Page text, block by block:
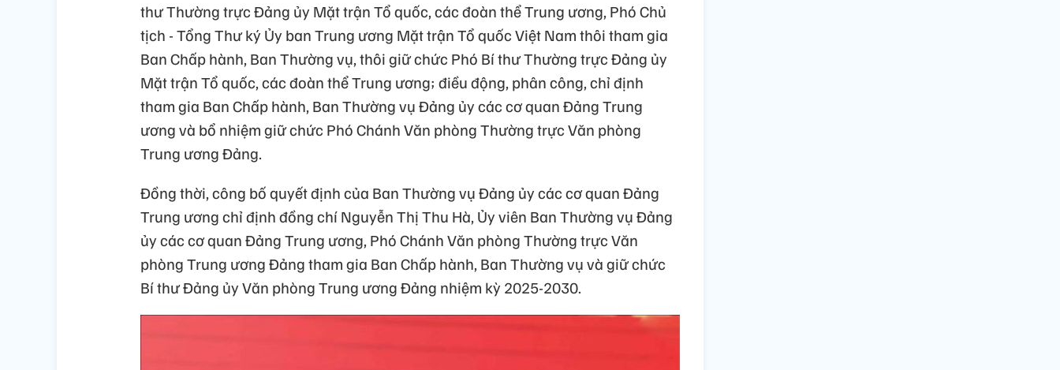
thư Thường trực Đảng ủy Mặt trận Tổ quốc, các đoàn thể Trung ương, Phó Chủ
tịch - Tổng Thư ký Ủy ban Trung ương Mặt trận Tổ quốc Việt Nam thôi tham gia
Ban Chấp hành, Ban Thường vụ, thôi giữ chức Phó Bí thư Thường trực Đảng ủy
Mặt trận Tổ quốc, các đoàn thể Trung ương; điều động, phân công, chỉ định
tham gia Ban Chấp hành, Ban Thường vụ Đảng ủy các cơ quan Đảng Trung
ương và bổ nhiệm giữ chức Phó Chánh Văn phòng Thường trực Văn phòng
Trung ương Đảng.
Đồng thời, công bố quyết định của Ban Thường vụ Đảng ủy các cơ quan Đảng
Trung ương chỉ định đồng chí Nguyễn Thị Thu Hà, Ủy viên Ban Thường vụ Đảng
ủy các cơ quan Đảng Trung ương, Phó Chánh Văn phòng Thường trực Văn
phòng Trung ương Đảng tham gia Ban Chấp hành, Ban Thường vụ và giữ chức
Bí thư Đảng ủy Văn phòng Trung ương Đảng nhiệm kỳ 2025-2030.